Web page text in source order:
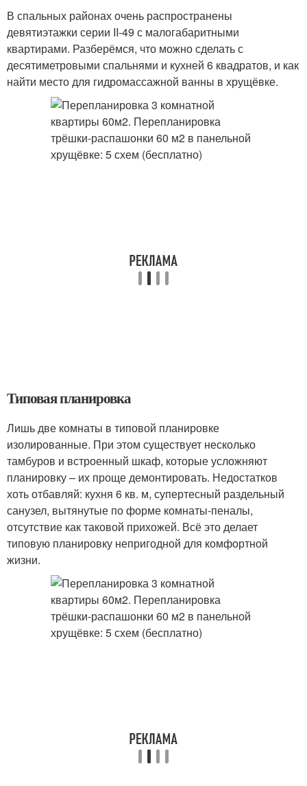
В спальных районах очень распространены
девятиэтажки серии II-49 с малогабаритными
квартирами. Разберёмся, что можно сделать с
десятиметровыми спальнями и кухней 6 квадратов, и как
найти место для гидромассажной ванны в хрущёвке.
Типовая планировка
Лишь две комнаты в типовой планировке
изолированные. При этом существует несколько
тамбуров и встроенный шкаф, которые усложняют
планировку – их проще демонтировать. Недостатков
хоть отбавляй: кухня 6 кв. м, супертесный раздельный
санузел, вытянутые по форме комнаты-пеналы,
отсутствие как таковой прихожей. Всё это делает
типовую планировку непригодной для комфортной
жизни.